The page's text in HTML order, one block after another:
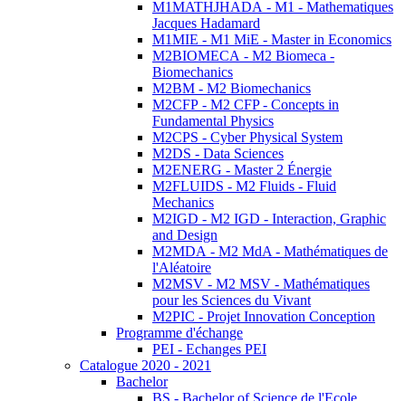
M1MATHJHADA - M1 - Mathematiques
Jacques Hadamard
M1MIE - M1 MiE - Master in Economics
M2BIOMECA - M2 Biomeca -
Biomechanics
M2BM - M2 Biomechanics
M2CFP - M2 CFP - Concepts in
Fundamental Physics
M2CPS - Cyber Physical System
M2DS - Data Sciences
M2ENERG - Master 2 Énergie
M2FLUIDS - M2 Fluids - Fluid
Mechanics
M2IGD - M2 IGD - Interaction, Graphic
and Design
M2MDA - M2 MdA - Mathématiques de
l'Aléatoire
M2MSV - M2 MSV - Mathématiques
pour les Sciences du Vivant
M2PIC - Projet Innovation Conception
Programme d'échange
PEI - Echanges PEI
Catalogue 2020 - 2021
Bachelor
BS - Bachelor of Science de l'Ecole